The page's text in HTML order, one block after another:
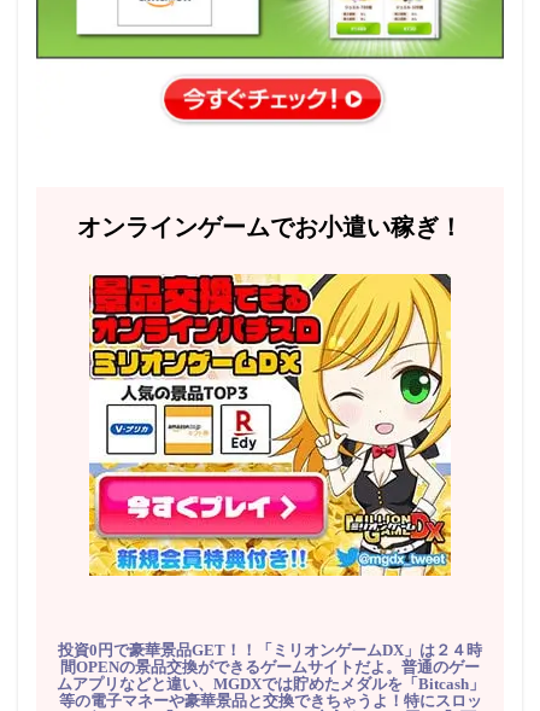
オンラインゲームでお小遣い稼ぎ！
投資0円で豪華景品GET！！「ミリオンゲームDX」は２４時
間OPENの景品交換ができるゲームサイトだよ。普通のゲー
ムアプリなどと違い、MGDXでは貯めたメダルを「Bitcash」
等の電子マネーや豪華景品と交換できちゃうよ！特にスロッ